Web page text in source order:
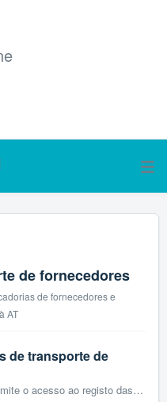
de fornecedores
de fornecedores e
AT
de transporte de
O menu Compras > Guias permite o acesso ao registo das Guias de Transporte de Fornecedor, bem como à emissão de Guias de Devolução a Fornecedor e corresp...